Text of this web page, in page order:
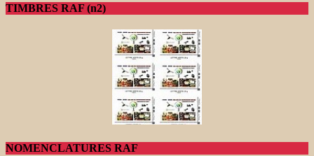
TIMBRES RAF (n2)
NOMENCLATURES RAF